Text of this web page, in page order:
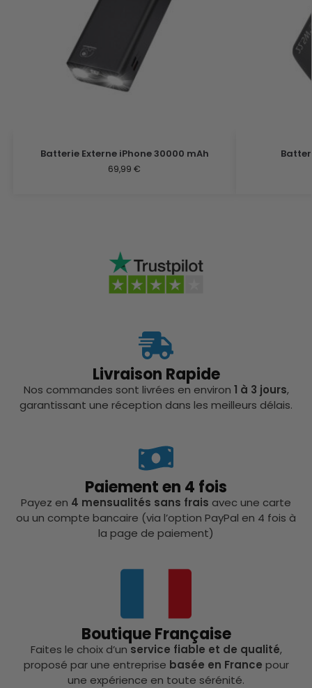
Batterie Externe iPhone 30000 mAh
69,99€
Livraison Rapide
Nos commandes sont livrées en environ 1 à 3 jours,
garantissant une réception dans les meilleurs délais.
Paiement en 4 fois
Payez en 4 mensualités sans frais avec une carte
ou un compte bancaire (via l’option PayPal en 4 fois à
la page de paiement)
Boutique Française
Faites le choix d’un service fiable et de qualité,
proposé par une entreprise basée en France pour
une expérience en toute sérénité.